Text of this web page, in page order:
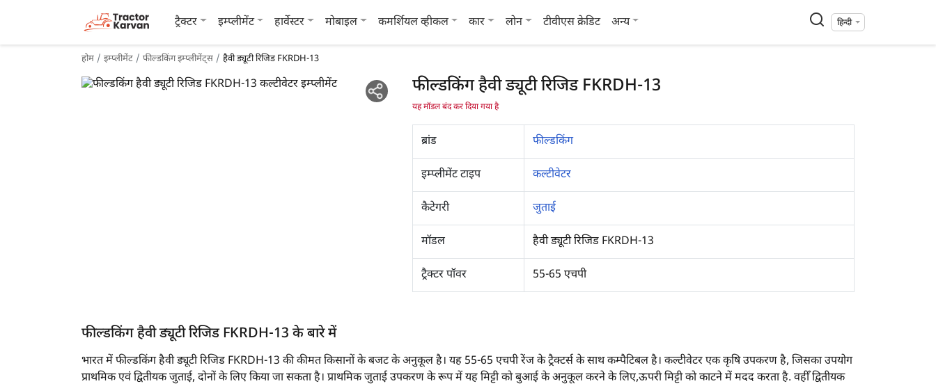
ट्रैक्टर इम्प्लीमेंट हार्वेस्टर मोबाइल कमर्शियल व्हीकल कार लोन टीवीएस क्रेडिट अन्य हिन्दी
होम इम्प्लीमेंट फील्डकिंग इम्प्लीमेंट्स हैवी ड्यूटी रिजिड FKRDH-13
फील्डकिंग हैवी ड्यूटी रिजिड FKRDH-13
यह मॉडल बंद कर दिया गया है
ब्रांड फील्डकिंग
इम्प्लीमेंट टाइप कल्टीवेटर
कैटेगरी जुताई
मॉडल हैवी ड्यूटी रिजिड FKRDH-13
ट्रैक्टर पॉवर 55-65 एचपी
फील्डकिंग हैवी ड्यूटी रिजिड FKRDH-13 के बारे में
भारत में फील्डकिंग हैवी ड्यूटी रिजिड FKRDH-13 की कीमत किसानों के बजट के अनुकूल है। यह 55-65 एचपी रेंज के ट्रैक्टर्स के साथ कम्पैटिबल है। कल्टीवेटर एक कृषि उपकरण है, जिसका उपयोग
प्राथमिक एवं द्वितीयक जुताई, दोनों के लिए किया जा सकता है। प्राथमिक जुताई उपकरण के रूप में यह मिट्टी को बुआई के अनुकूल करने के लिए,ऊपरी मिट्टी को काटने में मदद करता है. वहीँ द्वितीयक